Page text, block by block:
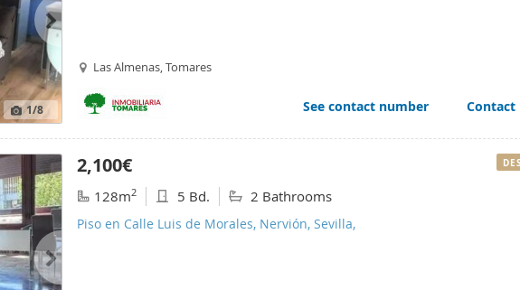
1/8
Las Almenas, Tomares
See contact number Contact
2,100€
128m2 5 Bd. 2 Bathrooms
Piso en Calle Luis de Morales, Nervión, Sevilla,